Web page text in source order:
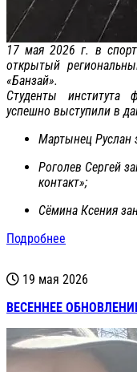
17 мая 2026 г. в
открытый
«Банзай».
Студенты института
успешно выступили в
Мартынец Руслан
Роголев Сергей
контакт»;
Сёмина Ксения
Подробнее
19 мая 2026
ВЕСЕННЕЕ